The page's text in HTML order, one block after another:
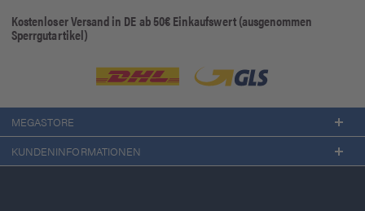
Kostenloser Versand in DE ab 50€ Einkaufswert (ausgenommen
Sperrgutartikel)
MEGASTORE
KUNDENINFORMATIONEN